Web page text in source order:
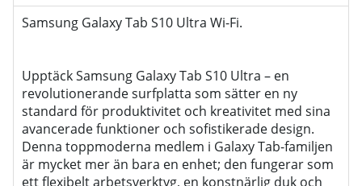
Samsung Galaxy Tab S10 Ultra Wi-Fi.
Upptäck Samsung Galaxy Tab S10 Ultra – en
revolutionerande surfplatta som sätter en ny
standard för produktivitet och kreativitet med sina
avancerade funktioner och sofistikerade design.
Denna toppmoderna medlem i Galaxy Tab-familjen
är mycket mer än bara en enhet; den fungerar som
ett flexibelt arbetsverktyg, en konstnärlig duk och